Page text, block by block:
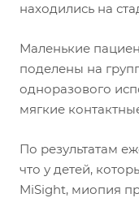
находились на
Маленькие
поделены на
одноразового
мягкие
По результатам
что у детей,
MiSight, миопия